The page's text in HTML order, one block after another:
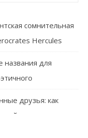
сомнительная
Hercules
для
друзья: как
практике